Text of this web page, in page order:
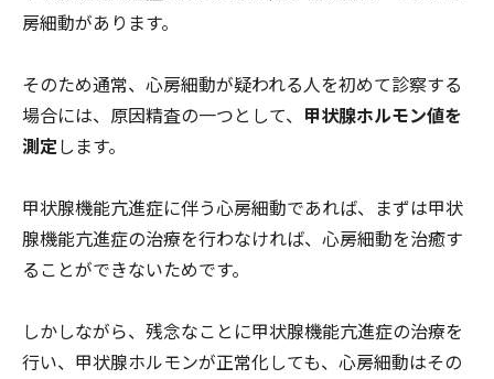
房細動があります。
そのため通常、心房細動が疑われる人を初めて診察する
場合には、原因精査の一つとして、 甲状腺ホルモン値を
測定します。
甲状腺機能亢進症に伴う心房細動であれば、まずは甲状
腺機能亢進症の治療を行わなければ、心房細動を治癒す
ることができないためです。
しかしながら、残念なことに甲状腺機能亢進症の治療を
行い、甲状腺ホルモンが正常化しても、心房細動はその